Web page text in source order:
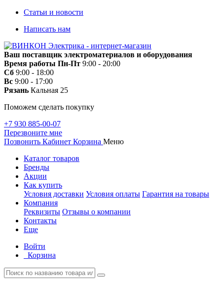
Статьи и новости
Написать нам
Ваш поставщик электроматериалов и оборудования
Время работы Пн-Пт 9:00 - 20:00
Сб 9:00 - 18:00
Вс 9:00 - 17:00
Рязань Кальная 25
Поможем сделать покупку
+7 930 885-00-07
Перезвоните мне
Позвонить Кабинет Корзина Меню
Каталог товаров
Бренды
Акции
Как купить
Условия доставки Условия оплаты Гарантия на товары
Компания
Реквизиты Отзывы о компании
Контакты
Еще
Войти
Корзина